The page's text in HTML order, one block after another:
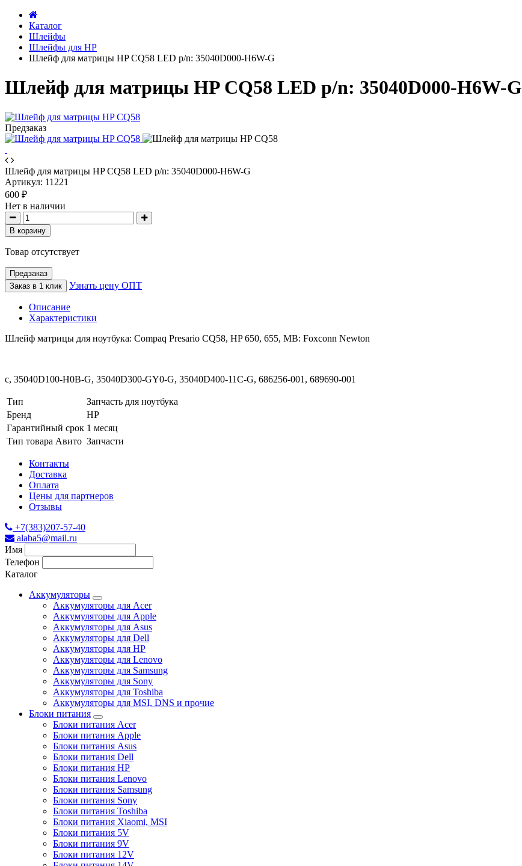
Каталог
Шлейфы
Шлейфы для HP
Шлейф для матрицы HP CQ58 LED p/n: 35040D000-H6W-G
Шлейф для матрицы HP CQ58 LED p/n: 35040D000-H6W-G
Предзаказ
Шлейф для матрицы HP CQ58 LED p/n: 35040D000-H6W-G
Артикул: 11221
600 ₽
Нет в наличии
В корзину
Товар отсутствует
Предзаказ
Заказ в 1 клик
Узнать цену ОПТ
Описание
Характеристики
Шлейф матрицы для ноутбука: Compaq Presario CQ58, HP 650, 655, MB: Foxconn Newton
с, 35040D100-H0B-G, 35040D300-GY0-G, 35040D400-11C-G, 686256-001, 689690-001
Тип
Запчасть для ноутбука
Бренд
HP
Гарантийный срок 1 месяц
Тип товара Авито Запчасти
Контакты
Доставка
Оплата
Цены для партнеров
Отзывы
+7(383)207-57-40
alaba5@mail.ru
Имя
Телефон
Каталог
Аккумуляторы
Аккумуляторы для Acer
Аккумуляторы для Apple
Аккумуляторы для Asus
Аккумуляторы для Dell
Аккумуляторы для HP
Аккумуляторы для Lenovo
Аккумуляторы для Samsung
Аккумуляторы для Sony
Аккумуляторы для Toshiba
Аккумуляторы для MSI, DNS и прочие
Блоки питания
Блоки питания Acer
Блоки питания Apple
Блоки питания Asus
Блоки питания Dell
Блоки питания HP
Блоки питания Lenovo
Блоки питания Samsung
Блоки питания Sony
Блоки питания Toshiba
Блоки питания Xiaomi, MSI
Блоки питания 5V
Блоки питания 9V
Блоки питания 12V